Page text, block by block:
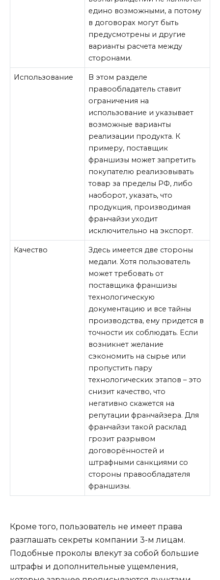
едино возможными, а потому
в договорах могут быть
предусмотрены и другие
варианты расчета между
сторонами.
Использование
В этом разделе
правообладатель ставит
ограничения на
использование и указывает
возможные варианты
реализации продукта. К
примеру, поставщик
франшизы может запретить
покупателю реализовывать
товар за пределы РФ, либо
наоборот, указать, что
продукция, производимая
франчайзи уходит
исключительно на экспорт.
Качество
Здесь имеется две стороны
медали. Хотя пользователь
может требовать от
поставщика франшизы
технологическую
документацию и все тайны
производства, ему придется в
точности их соблюдать. Если
возникнет желание
сэкономить на сырье или
пропустить пару
технологических этапов – это
снизит качество, что
негативно скажется на
репутации франчайзера. Для
франчайзи такой расклад
грозит разрывом
договорённостей и
штрафными санкциями со
стороны правообладателя
франшизы.
Кроме того, пользователь не имеет права
разглашать секреты компании 3-м лицам.
Подобные проколы влекут за собой большие
штрафы и дополнительные ущемления,